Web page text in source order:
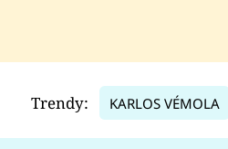
TADEÁŠ KUBĚNKA
DATEL
Trendy: KARLOS VÉMOLA